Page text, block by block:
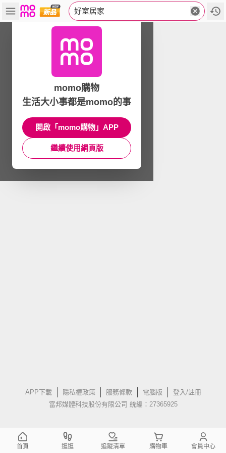
好室居家
APP下載 隱私權政策 服務條款 電腦版
登入/註冊
富邦媒體科技股份有限公司 統編：27365925
momo購物
生活大小事都是momo的事
開啟「momo購物」APP
繼續使用網頁版
首頁 逛逛 追蹤清單 購物車 會員中心